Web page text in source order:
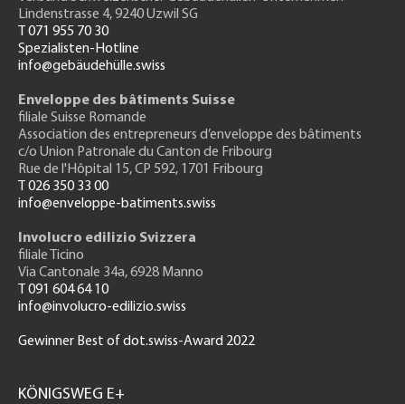
Lindenstrasse 4, 9240 Uzwil SG
T 071 955 70 30
Spezialisten-Hotline
info@gebäudehülle.swiss
Enveloppe des bâtiments Suisse
filiale Suisse Romande
Association des entrepreneurs d’enveloppe des bâtiments
c/o Union Patronale du Canton de Fribourg
Rue de l'Hôpital 15, CP 592, 1701 Fribourg
T 026 350 33 00
info@enveloppe-batiments.swiss
Involucro edilizio Svizzera
filiale Ticino
Via Cantonale 34a, 6928 Manno
T 091 604 64 10
info@involucro-edilizio.swiss
Gewinner Best of dot.swiss-Award 2022
GH
KÖNIGSWEG E+